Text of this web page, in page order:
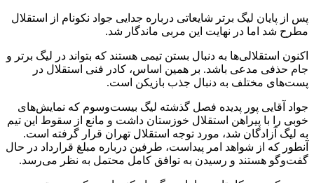
پس از پایان لیگ برتر شایعاتی درباره جدایی جواد نکونام از استقلال
مطرح شد اما در نهایت این مربی ماندگار شد.
اکنون استقلالی‌ها به دنبال بستن تیمی هستند که بتواند در لیگ برتر و
جام حذفی مدعی باشد. بر همین اساس، کادر فنی استقلال در
پست‌های مختلف به دنبال جذب بازیکن است.
جواد آقایی پور پدیده فصل گذشته لیگ بیست‌وسوم که نمایش‌های
خوبی را با پیراهن استقلال خوزستان داشت و مانع از سقوط این تیم
به لیگ آزادگان شد، مورد توجه استقلال تهران قرار گرفته است.
آنطور که از شواهد امر پیداست، طرفین درباره مبلغ قرارداد در حال
گفت‌وگو هستند و رسیدن به توافق کامل محتمل به نظر می‌رسد.